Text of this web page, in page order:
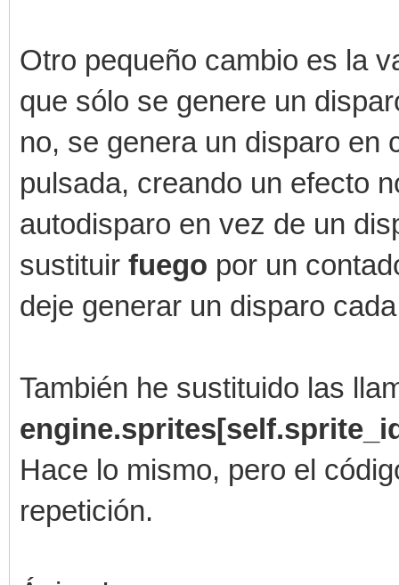
f.x,self.y)
(True)
pass
#disparo
---------------------
Otro pequeño cambio es la
que sólo se genere un
no, se genera un disparo en
pulsada, creando un efecto
autodisparo en vez de un
sustituir fuego por un
deje generar un disparo
También he sustituido las
Hace lo mismo, pero el
repetición.